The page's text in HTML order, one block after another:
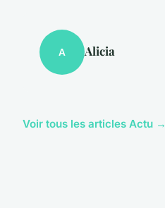
A Alicia
Voir tous les articles Actu →